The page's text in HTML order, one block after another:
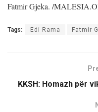
Fatmir Gjeka. /
Tags: Edi Rama Fatmir
KKSH: Homazh për